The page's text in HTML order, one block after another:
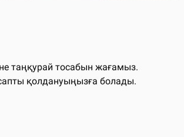
таңқурай тосабын жағамыз.
қолдануыңызға болады.